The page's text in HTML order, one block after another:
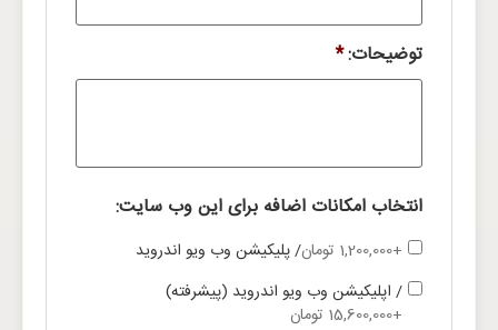
توضیحات:*
انتخاب امکانات اضافه برای این وب سایت:
/ پلیکیشن وب ویو اندروید
+1,200,000 تومان
/ اپلیکیشن وب ویو اندروید (پیشرفته)
+15,600,000 تومان